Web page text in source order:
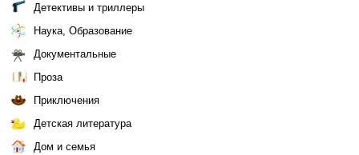
Детективы и триллеры
Наука, Образование
Документальные
Проза
Приключения
Детская литература
Дом и семья